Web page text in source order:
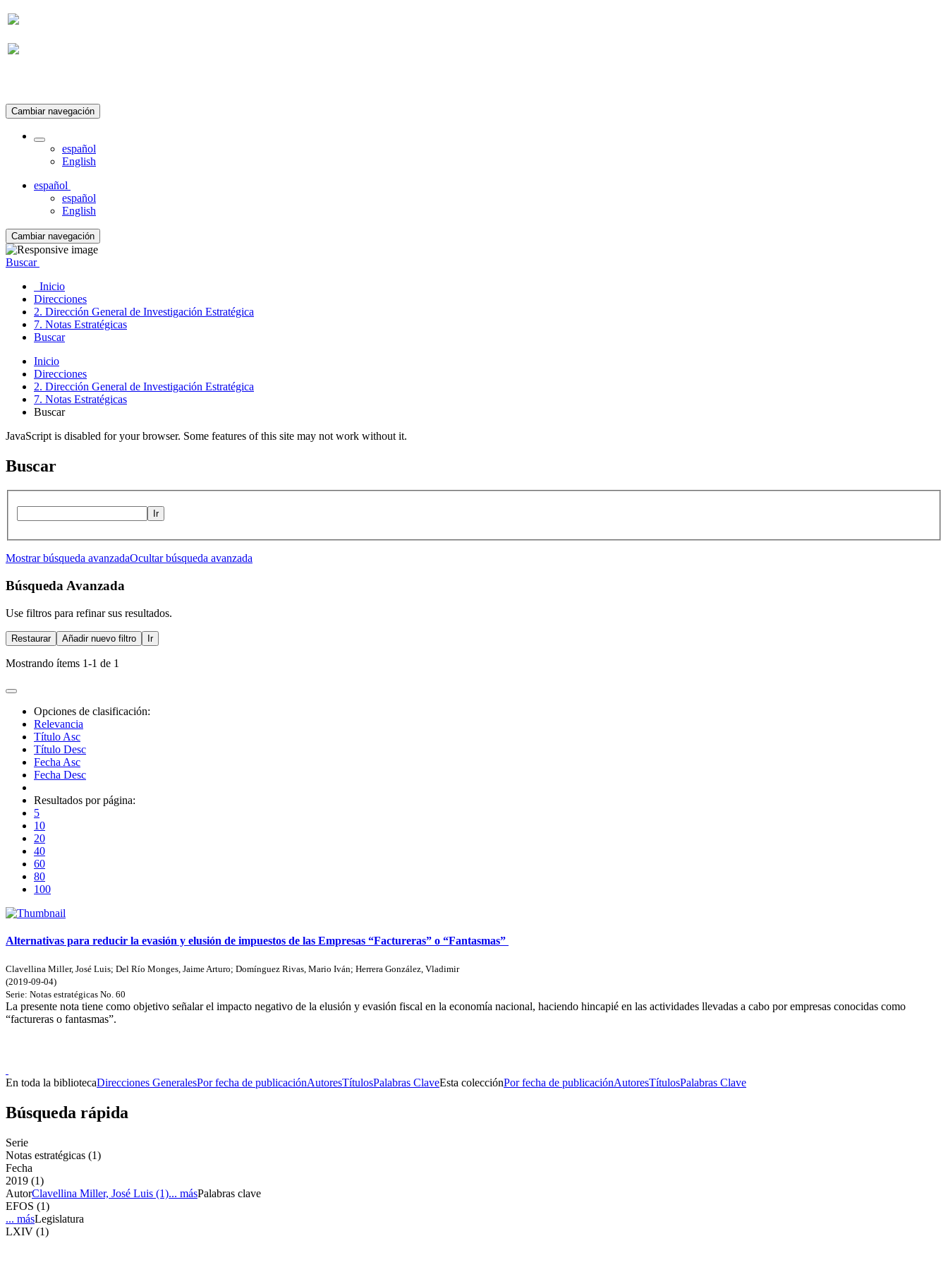
Cambiar navegación
español
English
español
español
English
Cambiar navegación
Buscar
Inicio
Direcciones
2. Dirección General de Investigación Estratégica
7. Notas Estratégicas
Buscar
Inicio
Direcciones
2. Dirección General de Investigación Estratégica
7. Notas Estratégicas
Buscar
JavaScript is disabled for your browser. Some features of this site may not work without it.
Buscar
Ir
Mostrar búsqueda avanzadaOcultar búsqueda avanzada
Búsqueda Avanzada
Use filtros para refinar sus resultados.
Restaurar Añadir nuevo filtro Ir
Mostrando ítems 1-1 de 1
Opciones de clasificación:
Relevancia
Título Asc
Título Desc
Fecha Asc
Fecha Desc
Resultados por página:
5
10
20
40
60
80
100
Alternativas para reducir la evasión y elusión de impuestos de las Empresas “Factureras” o “Fantasmas”
Clavellina Miller, José Luis; Del Río Monges, Jaime Arturo; Domínguez Rivas, Mario Iván; Herrera González, Vladimir
(2019-09-04)
Serie: Notas estratégicas No. 60
La presente nota tiene como objetivo señalar el impacto negativo de la elusión y evasión fiscal en la economía nacional, haciendo hincapié en las actividades llevadas a cabo por empresas conocidas como
“factureras o fantasmas”.
En toda la bibliotecaDirecciones GeneralesPor fecha de publicaciónAutoresTítulosPalabras ClaveEsta colecciónPor fecha de publicaciónAutoresTítulosPalabras Clave
Búsqueda rápida
Serie
Notas estratégicas (1)
Fecha
2019 (1)
AutorClavellina Miller, José Luis (1)... másPalabras clave
EFOS (1)
... másLegislatura
LXIV (1)